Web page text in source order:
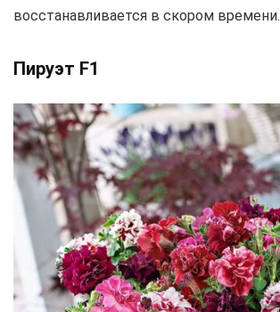
восстанавливается в скором времени.
Пируэт F1